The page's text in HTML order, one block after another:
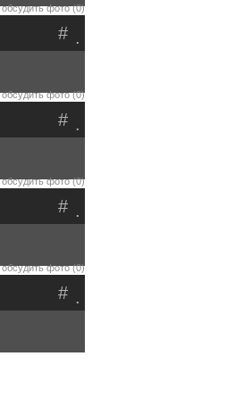
обсудить фото (0)
.
#
обсудить фото (0)
.
#
обсудить фото (0)
.
#
обсудить фото (0)
.
#